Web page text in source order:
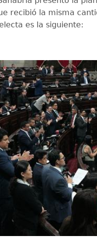
recibió la misma
es la siguiente: